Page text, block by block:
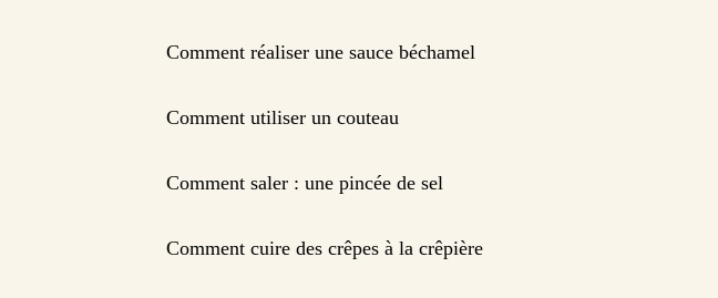
Comment réaliser une sauce béchamel
Comment utiliser un couteau
Comment saler : une pincée de sel
Comment cuire des crêpes à la crêpière